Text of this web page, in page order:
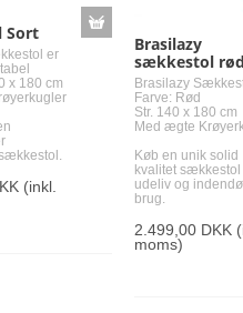
Sort
er
x 180 cm
(inkl.
Brasilazy
sækkestol rød
Brasilazy
Farve: Rød
Str. 140 x 180 cm
Med ægte
Køb en unik solid
kvalitet sækkestol
udeliv og
brug.
2.499,00 DKK
moms)